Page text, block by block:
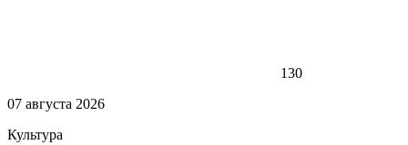
130
07 августа 2026
Культура